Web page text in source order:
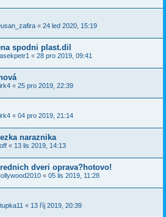
« 24 led 2020, 15:19
spodni plast.dil
« 28 pro 2019, 09:41
« 25 pro 2019, 22:39
« 04 pro 2019, 21:14
naraznika
« 13 lis 2019, 14:13
dveri oprava?hotovo!
« 05 lis 2019, 11:28
« 13 říj 2019, 20:39